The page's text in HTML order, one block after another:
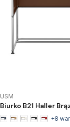
USM
Biurko B21 Haller
+8